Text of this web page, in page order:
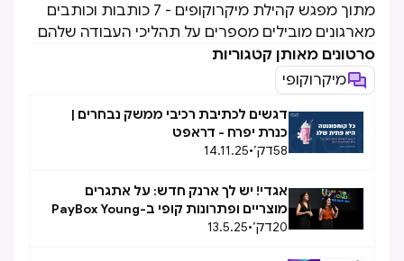
מתוך מפגש קהילת מיקרוקופים - 7 כותבות וכותבים
מארגונים מובילים מספרים על תהליכי העבודה שלהם
סרטונים מאותן קטגוריות
מיקרוקופי
דגשים לכתיבת רכיבי ממשק נבחרים |
כנרת יפרח - דראפט
58דק׳•
14.11.25
אגדי! יש לך ארנק חדש: על אתגרים
מוצריים ופתרונות קופי ב-PayBox Young
20דק׳•
13.5.25